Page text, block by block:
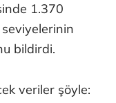
1.370
bildirdi.
veriler şöyle: